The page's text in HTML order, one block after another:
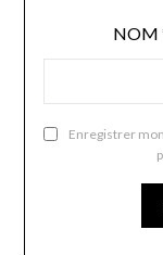
NOM
Enregistrer